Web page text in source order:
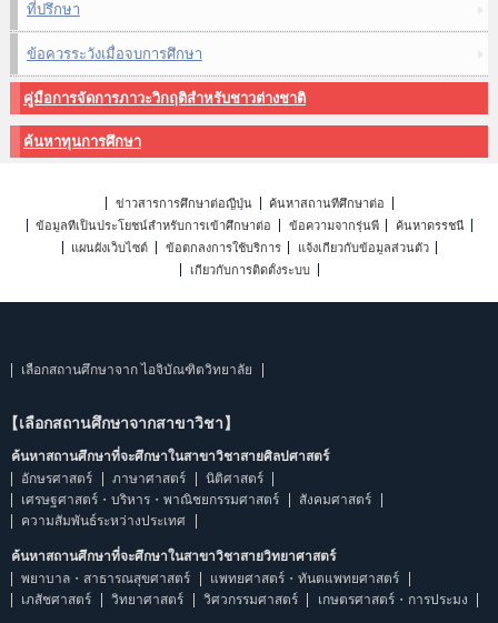
ที่ปรึกษา
ข้อควรระวังเมื่อจบการศึกษา
คู่มือการจัดการภาวะวิกฤติสำหรับชาวต่างชาติ
ค้นหาทุนการศึกษา
ข่าวสารการศึกษาต่อญี่ปุ่น
ค้นหาสถานที่ศึกษาต่อ
ข้อมูลที่เป็นประโยชน์สำหรับการเข้าศึกษาต่อ
ข้อความจากรุ่นพี่
ค้นหาดรรชนี
แผนผังเว็บไซต์
ข้อตกลงการใช้บริการ
แจ้งเกี่ยวกับข้อมูลส่วนตัว
เกี่ยวกับการติดตั้งระบบ
เลือกสถานศึกษาจาก ไอจิบัณฑิตวิทยาลัย
【เลือกสถานศึกษาจากสาขาวิชา】
ค้นหาสถานศึกษาที่จะศึกษาในสาขาวิชาสายศิลปศาสตร์
อักษรศาสตร์
ภาษาศาสตร์
นิติศาสตร์
เศรษฐศาสตร์・บริหาร・พาณิชยกรรมศาสตร์
สังคมศาสตร์
ความสัมพันธ์ระหว่างประเทศ
ค้นหาสถานศึกษาที่จะศึกษาในสาขาวิชาสายวิทยาศาสตร์
พยาบาล・สาธารณสุขศาสตร์
แพทยศาสตร์・ทันตแพทยศาสตร์
เภสัชศาสตร์
วิทยาศาสตร์ วิศวกรรมศาสตร์ เกษตรศาสตร์・การประมง